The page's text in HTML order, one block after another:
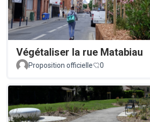
Végétaliser la rue Matabiau
Proposition officielle
0